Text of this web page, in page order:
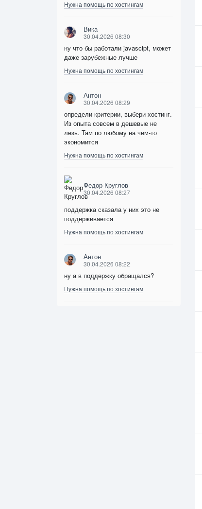
Нужна помощь по хостингам
Вика
30.04.2026 08:30
ну что бы работали javascipt, может
даже зарубежные лучше
Нужна помощь по хостингам
Антон
30.04.2026 08:29
определи критерии, выбери хостинг.
Из опыта совсем в дешевые не
лезь. Там по любому на чем-то
экономится
Нужна помощь по хостингам
Федор Круглов
30.04.2026 08:27
поддержка сказала у них это не
поддерживается
Нужна помощь по хостингам
Антон
30.04.2026 08:22
ну а в поддержку обращался?
Нужна помощь по хостингам